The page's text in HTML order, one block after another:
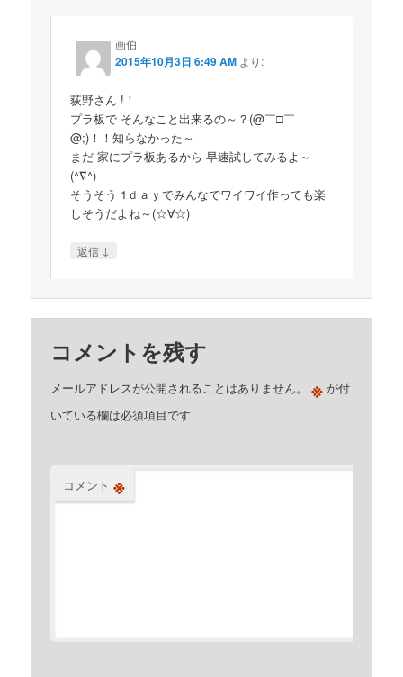
画伯
2015年10月3日 6:49 AM より:
荻野さん !！
プラ板で そんなこと出来るの～？(@￣□￣
@;)！！知らなかった～
まだ 家にプラ板あるから 早速試してみるよ～
(^∇^)
そうそう 1ｄａｙでみんなでワイワイ作っても楽
しそうだよね～(☆∀☆)
返信 ↓
コメントを残す
メールアドレスが公開されることはありません。 ※ が付
いている欄は必須項目です
コメント ※